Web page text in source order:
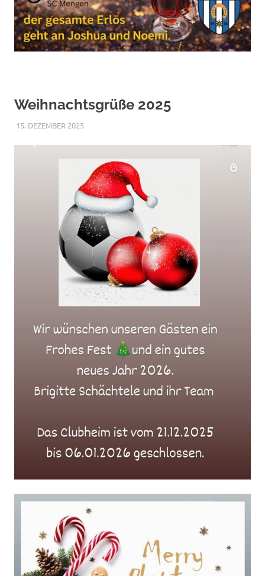
Weihnachtsgrüße 2025
15. DEZEMBER 2025RAPHAEL RIESTERER
ALLGEMEIN